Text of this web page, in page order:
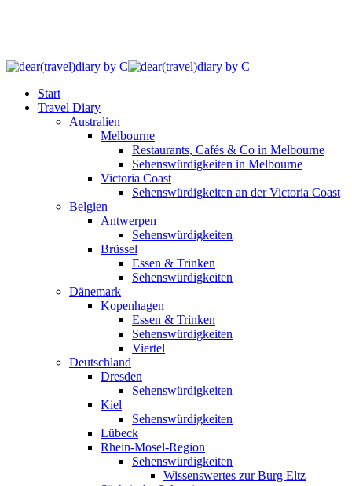
Start
Travel Diary
Australien
Melbourne
Restaurants, Cafés & Co in Melbourne
Sehenswürdigkeiten in Melbourne
Victoria Coast
Sehenswürdigkeiten an der Victoria Coast
Belgien
Antwerpen
Sehenswürdigkeiten
Brüssel
Essen & Trinken
Sehenswürdigkeiten
Dänemark
Kopenhagen
Essen & Trinken
Sehenswürdigkeiten
Viertel
Deutschland
Dresden
Sehenswürdigkeiten
Kiel
Sehenswürdigkeiten
Lübeck
Rhein-Mosel-Region
Sehenswürdigkeiten
Wissenswertes zur Burg Eltz